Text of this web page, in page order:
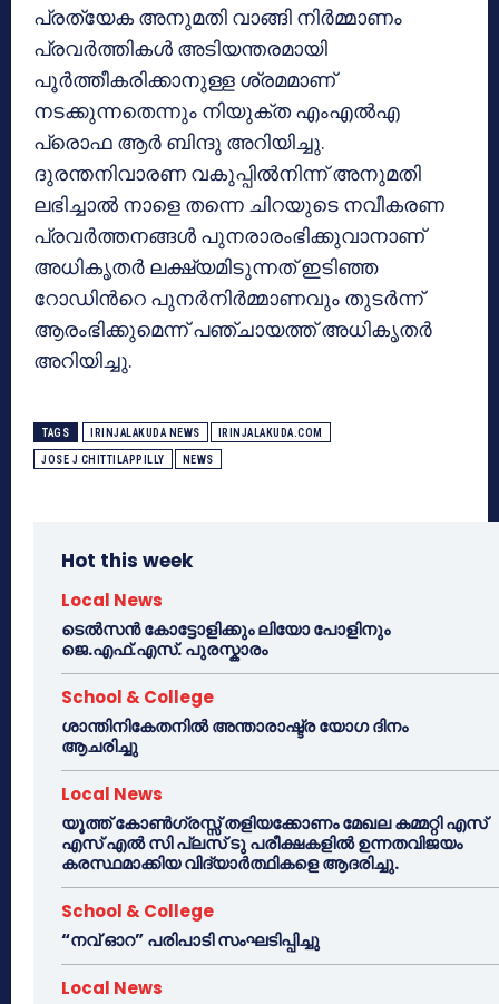
പ്രത്യേക അനുമതി വാങ്ങി നിർമ്മാണം
പ്രവർത്തികൾ അടിയന്തരമായി
പൂർത്തീകരിക്കാനുള്ള ശ്രമമാണ്
നടക്കുന്നതെന്നും നിയുക്ത എംഎൽഎ
പ്രൊഫ ആർ ബിന്ദു അറിയിച്ചു.
ദുരന്തനിവാരണ വകുപ്പിൽനിന്ന് അനുമതി
ലഭിച്ചാൽ നാളെ തന്നെ ചിറയുടെ നവീകരണ
പ്രവർത്തനങ്ങൾ പുനരാരംഭിക്കുവാനാണ്
അധികൃതർ ലക്ഷ്യമിടുന്നത് ഇടിഞ്ഞ
റോഡിൻറെ പുനർനിർമ്മാണവും തുടർന്ന്
ആരംഭിക്കുമെന്ന് പഞ്ചായത്ത് അധികൃതർ
അറിയിച്ചു.
TAGS IRINJALAKUDA NEWS IRINJALAKUDA.COM
JOSE J CHITTILAPPILLY NEWS
Hot this week
Local News
ടെൽസൻ കോട്ടോളിക്കും ലിയോ പോളിനും
ജെ.എഫ്.എസ്. പുരസ്കാരം
School & College
ശാന്തിനികേതനിൽ അന്താരാഷ്ട്ര യോഗ ദിനം
ആചരിച്ചു
Local News
യൂത്ത് കോൺഗ്രസ്സ് തളിയക്കോണം മേഖല കമ്മറ്റി എസ്
എസ് എൽ സി പ്ലസ് ടു പരീക്ഷകളിൽ ഉന്നതവിജയം
കരസ്ഥമാക്കിയ വിദ്യാർത്ഥികളെ ആദരിച്ചു.
School & College
“നവ് ഓറ” പരിപാടി സംഘടിപ്പിച്ചു
Local News